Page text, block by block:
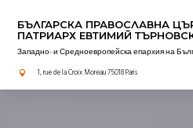
БЪЛГАРСКА ПРАВОСЛАВНА
ПАТРИАРХ ЕВТИМИЙ
Западно- и Средноевропейска епархия на
 1, rue de la Croix Moreau 75018 Paris
Актуално